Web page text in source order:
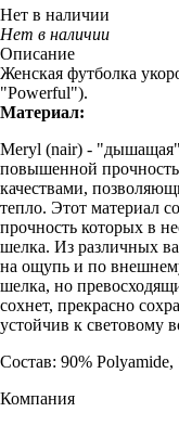
Нет в наличии
Нет в наличии
Описание
Женская футболка
"Powerful").
Материал:
Meryl (nair) - "дышащая",
повышенной
качествами,
тепло. Этот материал
прочность которых в
шелка. Из различных
на ощупь и по
шелка, но
сохнет, прекрасно
устойчив к световому
Состав: 90% Polyamide,
Компания